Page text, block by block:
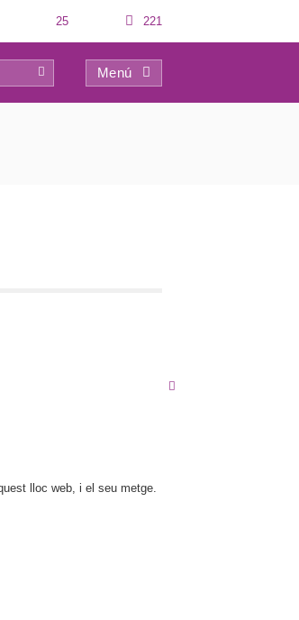
25 221
Menú
lloc web, i el seu metge.